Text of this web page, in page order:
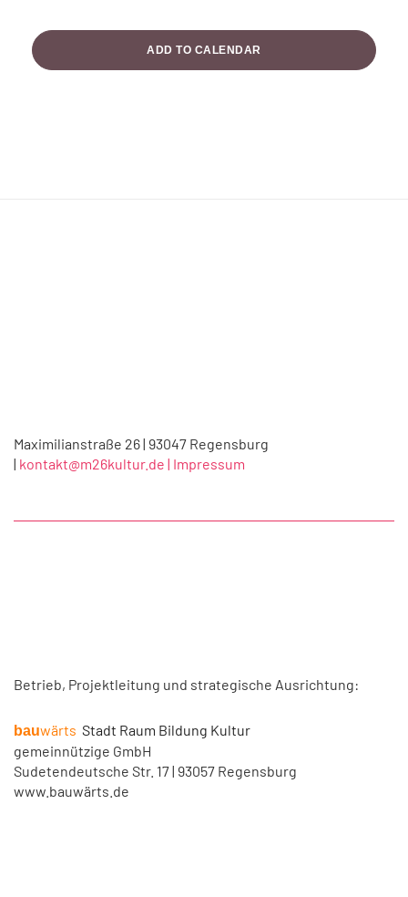
ADD TO CALENDAR
Maximilianstraße 26 | 93047 Regensburg
| kontakt@m26kultur.de | Impressum
Betrieb, Projektleitung und strategische Ausrichtung:
bauwärts Stadt Raum Bildung Kultur
gemeinnützige GmbH
Sudetendeutsche Str. 17 | 93057 Regensburg
www.bauwärts.de